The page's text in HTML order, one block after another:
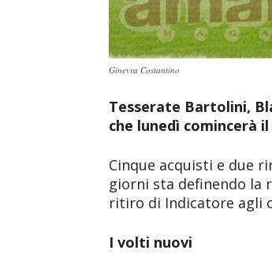
Ginevra Costantino
Tesserate Bartolini,
che lunedì comincerà
Cinque acquisti e due
giorni sta definendo la
ritiro di Indicatore agli
I volti nuovi